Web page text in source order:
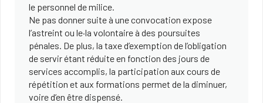
le personnel de milice.
Ne pas donner suite à une convocation expose
l’astreint ou le·la volontaire à des poursuites
pénales. De plus, la taxe d’exemption de l’obligation
de servir étant réduite en fonction des jours de
services accomplis, la participation aux cours de
répétition et aux formations permet de la diminuer,
voire d’en être dispensé.